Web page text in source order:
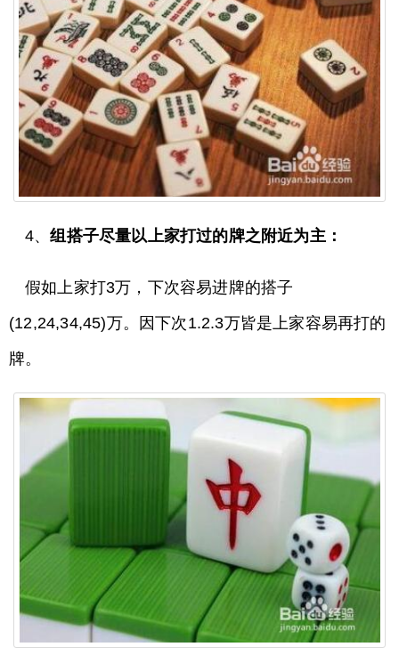
4、组搭子尽量以上家打过的牌之附近为主：
假如上家打3万，下次容易进牌的搭子
(12,24,34,45)万。因下次1.2.3万皆是上家容易再打的
牌。